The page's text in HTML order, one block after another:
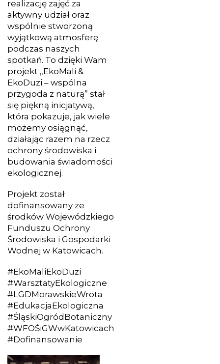
realizację zajęć za
aktywny udział oraz
wspólnie stworzoną
wyjątkową atmosferę
podczas naszych
spotkań. To dzięki Wam
projekt „EkoMali &
EkoDuzi – wspólna
przygoda z naturą” stał
się piękną inicjatywą,
która pokazuje, jak wiele
możemy osiągnąć,
działając razem na rzecz
ochrony środowiska i
budowania świadomości
ekologicznej.
Projekt został
dofinansowany ze
środków Wojewódzkiego
Funduszu Ochrony
Środowiska i Gospodarki
Wodnej w Katowicach.
#EkoMaliEkoDuzi
#WarsztatyEkologiczne
#LGDMorawskieWrota
#EdukacjaEkologiczna
#ŚląskiOgródBotaniczny
#WFOŚiGWwKatowicach
#Dofinansowanie